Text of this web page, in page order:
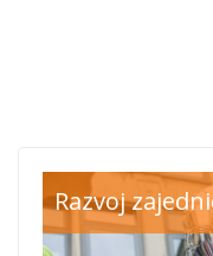
Razvoj